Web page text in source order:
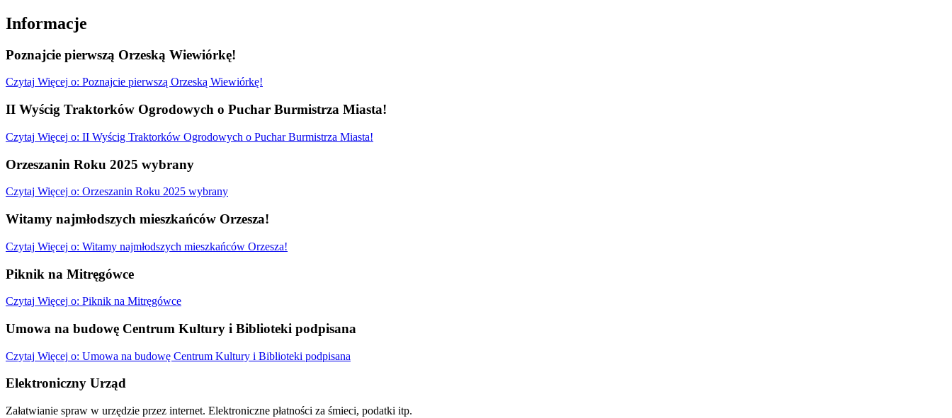
Informacje
Poznajcie pierwszą Orzeską Wiewiórkę!
Czytaj Więcej o: Poznajcie pierwszą Orzeską Wiewiórkę!
II Wyścig Traktorków Ogrodowych o Puchar Burmistrza Miasta!
Czytaj Więcej o: II Wyścig Traktorków Ogrodowych o Puchar Burmistrza Miasta!
Orzeszanin Roku 2025 wybrany
Czytaj Więcej o: Orzeszanin Roku 2025 wybrany
Witamy najmłodszych mieszkańców Orzesza!
Czytaj Więcej o: Witamy najmłodszych mieszkańców Orzesza!
Piknik na Mitręgówce
Czytaj Więcej o: Piknik na Mitręgówce
Umowa na budowę Centrum Kultury i Biblioteki podpisana
Czytaj Więcej o: Umowa na budowę Centrum Kultury i Biblioteki podpisana
Elektroniczny Urząd
Załatwianie spraw w urzędzie przez internet. Elektroniczne płatności za śmieci, podatki itp.